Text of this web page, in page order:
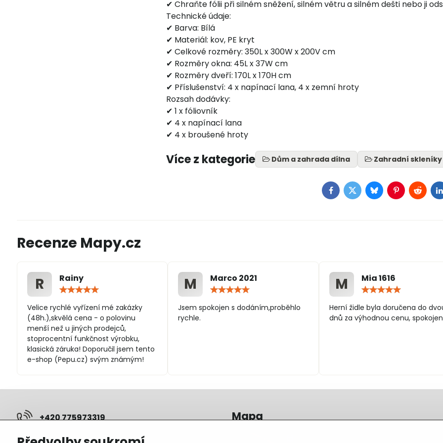
✔ Chraňte fólii při silném sněžení, silném větru a silném dešti nebo ji
Technické údaje:
✔ Barva: Bílá
✔ Materiál: kov, PE kryt
✔ Celkové rozměry: 350L x 300W x 200V cm
✔ Rozměry okna: 45L x 37W cm
✔ Rozměry dveří: 170L x 170H cm
✔ Příslušenství: 4 x napínací lana, 4 x zemní hroty
Rozsah dodávky:
✔ 1 x fóliovník
✔ 4 x napínací lana
✔ 4 x broušené hroty
Více z kategorie Dům a zahrada dílna Zahradní skleníky
Facebook
TwitterBlueskyPinterest
Reddit
Recenze Mapy.cz
R
Rainy
/
5
Velice rychlé vyřízení mé zakázky
(48h.),skvělá cena - o polovinu
menší než u jiných prodejců,
stoprocentní funkčnost výrobku,
klasická záruka! Doporučil jsem tento
e-shop (Pepu.cz) svým známým!
M
Marco 2021
/
5
Jsem spokojen s dodáním,proběhlo
rychle.
M
Mia 1616
/
5
Herní židle byla doručena do
dnů za výhodnou cenu,
+420 775973319 Mapa